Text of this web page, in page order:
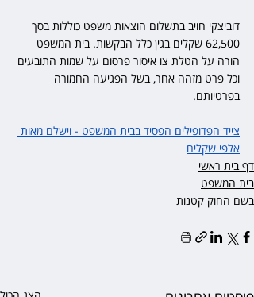
דוביצקי חויב בתשלום הוצאות משפט כוללות בסך
62,500 שקלים בגין כלל הבקשות. בית המשפט
הורה על הטלת צו איסור פרסום על שמות התובעים
וכל פרט מזהה אחר, בשל הפגיעה החמורה
בפרטיותם.
צייד הפדופילים הפסיד בבית המשפט - וישלם מאות
אלפי שקלים
דף בית ראשי
בית המשפט
בשם החוק קטנות